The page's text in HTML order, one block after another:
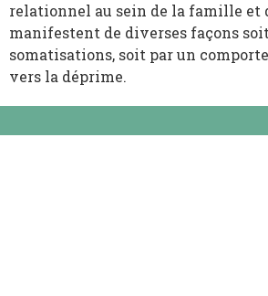
relationnel au sein de la famille et
manifestent de diverses façons
somatisations, soit par un
vers la déprime.